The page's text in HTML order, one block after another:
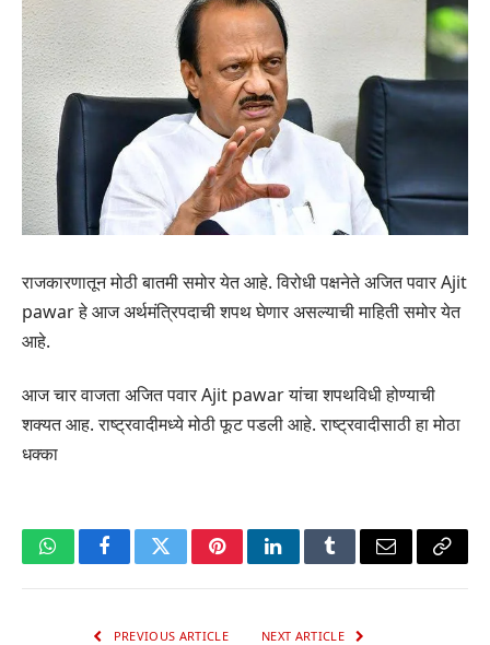
राजकारणातून मोठी बातमी समोर येत आहे. विरोधी पक्षनेते अजित पवार Ajit
pawar हे आज अर्थमंत्रिपदाची शपथ घेणार असल्याची माहिती समोर येत
आहे.
आज चार वाजता अजित पवार Ajit pawar यांचा शपथविधी होण्याची
शक्यत आह. राष्ट्रवादीमध्ये मोठी फूट पडली आहे. राष्ट्रवादीसाठी हा मोठा
धक्का
WhatsAppFacebookTwitterPinterestLinkedInTumblrEmail Copy
PREVIOUS ARTICLE NEXT ARTICLE